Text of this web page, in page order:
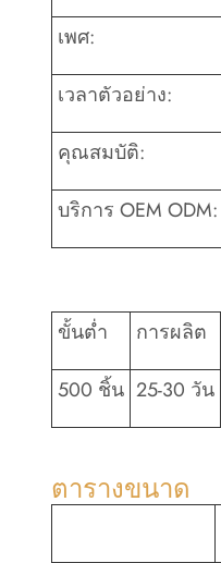
เพศ:
เวลาตัวอย่าง:
คุณสมบัติ:
บริการ OEM ODM:
ขั้นต่ำ การผลิต
500 ชิ้น 25-30 วัน
ตารางขนาด